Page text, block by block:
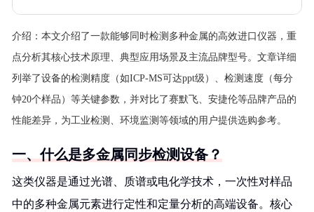
介绍： 本文介绍了一款能够同时检测多种金属的高效进口仪器，重
点分析其核心技术原理、典型应用场景及主流品牌型号。文章详细
列举了设备的检测精度（如ICP-MS可达ppt级）、检测速度（每分
钟20个样品）等关键参数，并对比了赛默飞、安捷伦等品牌产品的
性能差异，为工业检测、环境监测等领域的用户提供选购参考。
一、什么是多金属同步检测设备？
这类仪器是通过光谱、质谱或电化学技术，一次性对样品
中的多种金属元素进行定性和定量分析的高端设备。核心